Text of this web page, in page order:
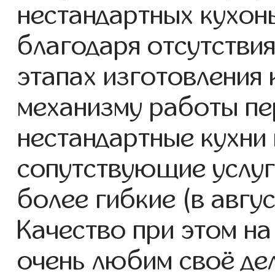
нестандартных
благодаря
этапах
механизму работы
нестандартные
сопутствующие
более гибкие (в
Качество при этом
очень любим своё